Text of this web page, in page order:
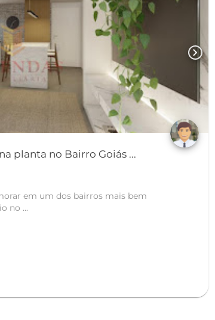
chevron_right
Residencial Bock - 2 dormitórios na planta no Bairro Goiás ...
em um dos bairros mais bem
no ...